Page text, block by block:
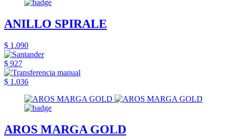
ANILLO SPIRALE
$ 1.090
$ 927
$ 1.036
AROS MARGA GOLD